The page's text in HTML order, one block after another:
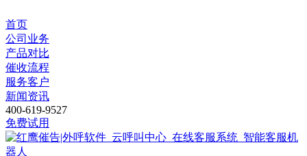
首页
公司业务
产品对比
催收流程
服务客户
新闻资讯
400-619-9527
免费试用